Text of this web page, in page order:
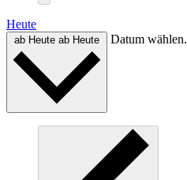
Heute
ab Heute ab Heute Datum wählen.